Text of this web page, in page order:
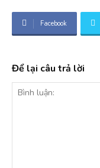
Facebook
Để lại câu trả lời